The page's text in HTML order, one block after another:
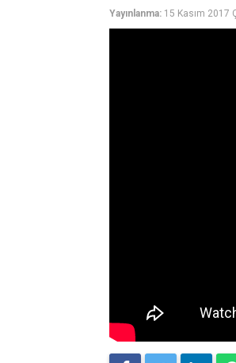
Yayınlanma: 15 Kasım 2017